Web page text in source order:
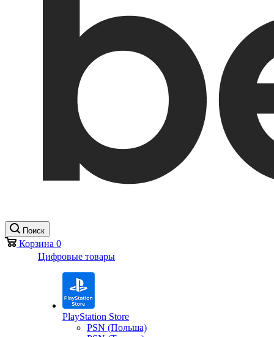
Поиск
Корзина 0
Цифровые товары
PlayStation Store
PSN (Польша)